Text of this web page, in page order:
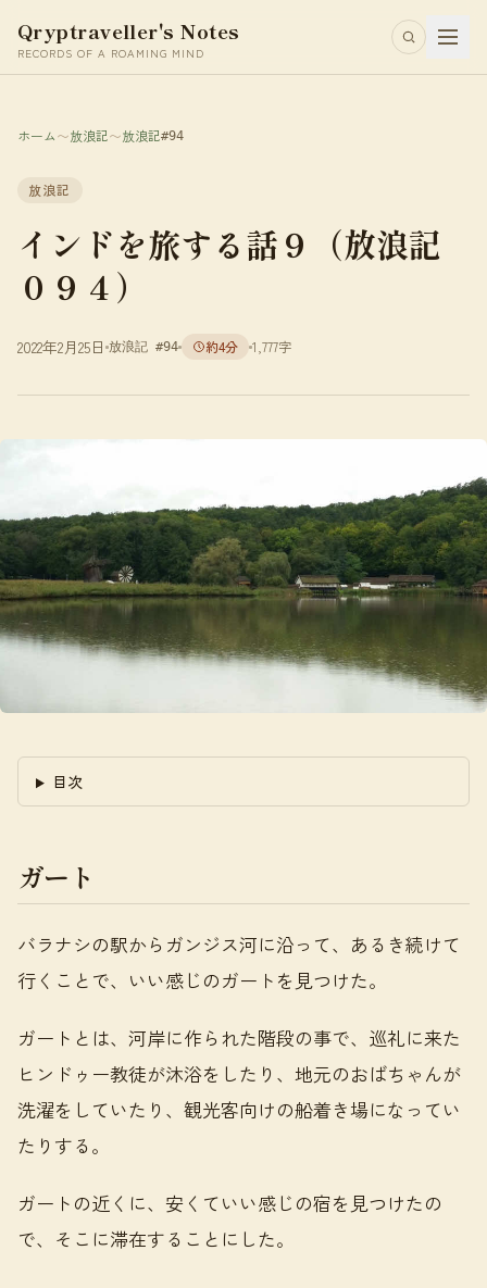
Qryptraveller's Notes
RECORDS OF A ROAMING MIND
ホーム〜放浪記〜放浪記#94
放浪記
インドを旅する話９（放浪記
０９４）
2022年2月25日 放浪記 #94 約4分 1,777字
目次
ガート
バラナシの駅からガンジス河に沿って、あるき続けて
行くことで、いい感じのガートを見つけた。
ガートとは、河岸に作られた階段の事で、巡礼に来た
ヒンドゥー教徒が沐浴をしたり、地元のおばちゃんが
洗濯をしていたり、観光客向けの船着き場になってい
たりする。
ガートの近くに、安くていい感じの宿を見つけたの
で、そこに滞在することにした。